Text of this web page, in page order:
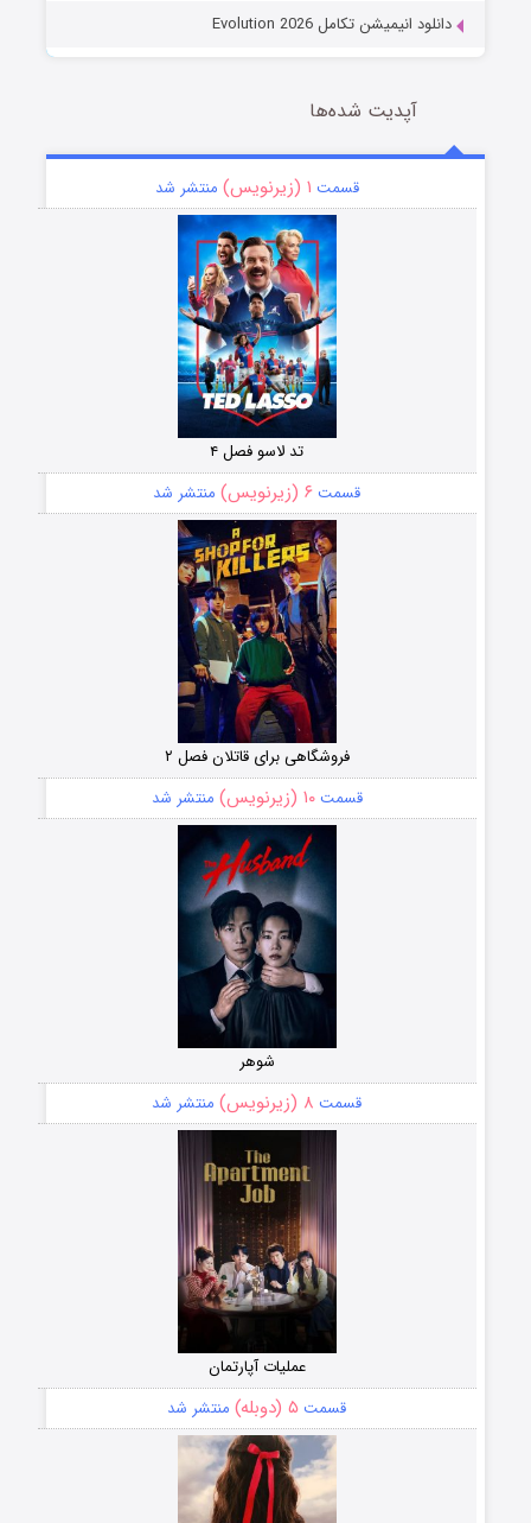
دانلود انیمیشن تکامل Evolution 2026
آپدیت شده‌ها
قسمت ۱ (زیرنویس) منتشر شد
تد لاسو فصل ۴
قسمت ۶ (زیرنویس) منتشر شد
فروشگاهی برای قاتلان فصل ۲
قسمت۱۰ (زیرنویس) منتشر شد
شوهر
قسمت ۸ (زیرنویس) منتشر شد
عملیات آپارتمان
قسمت ۵ (دوبله) منتشر شد